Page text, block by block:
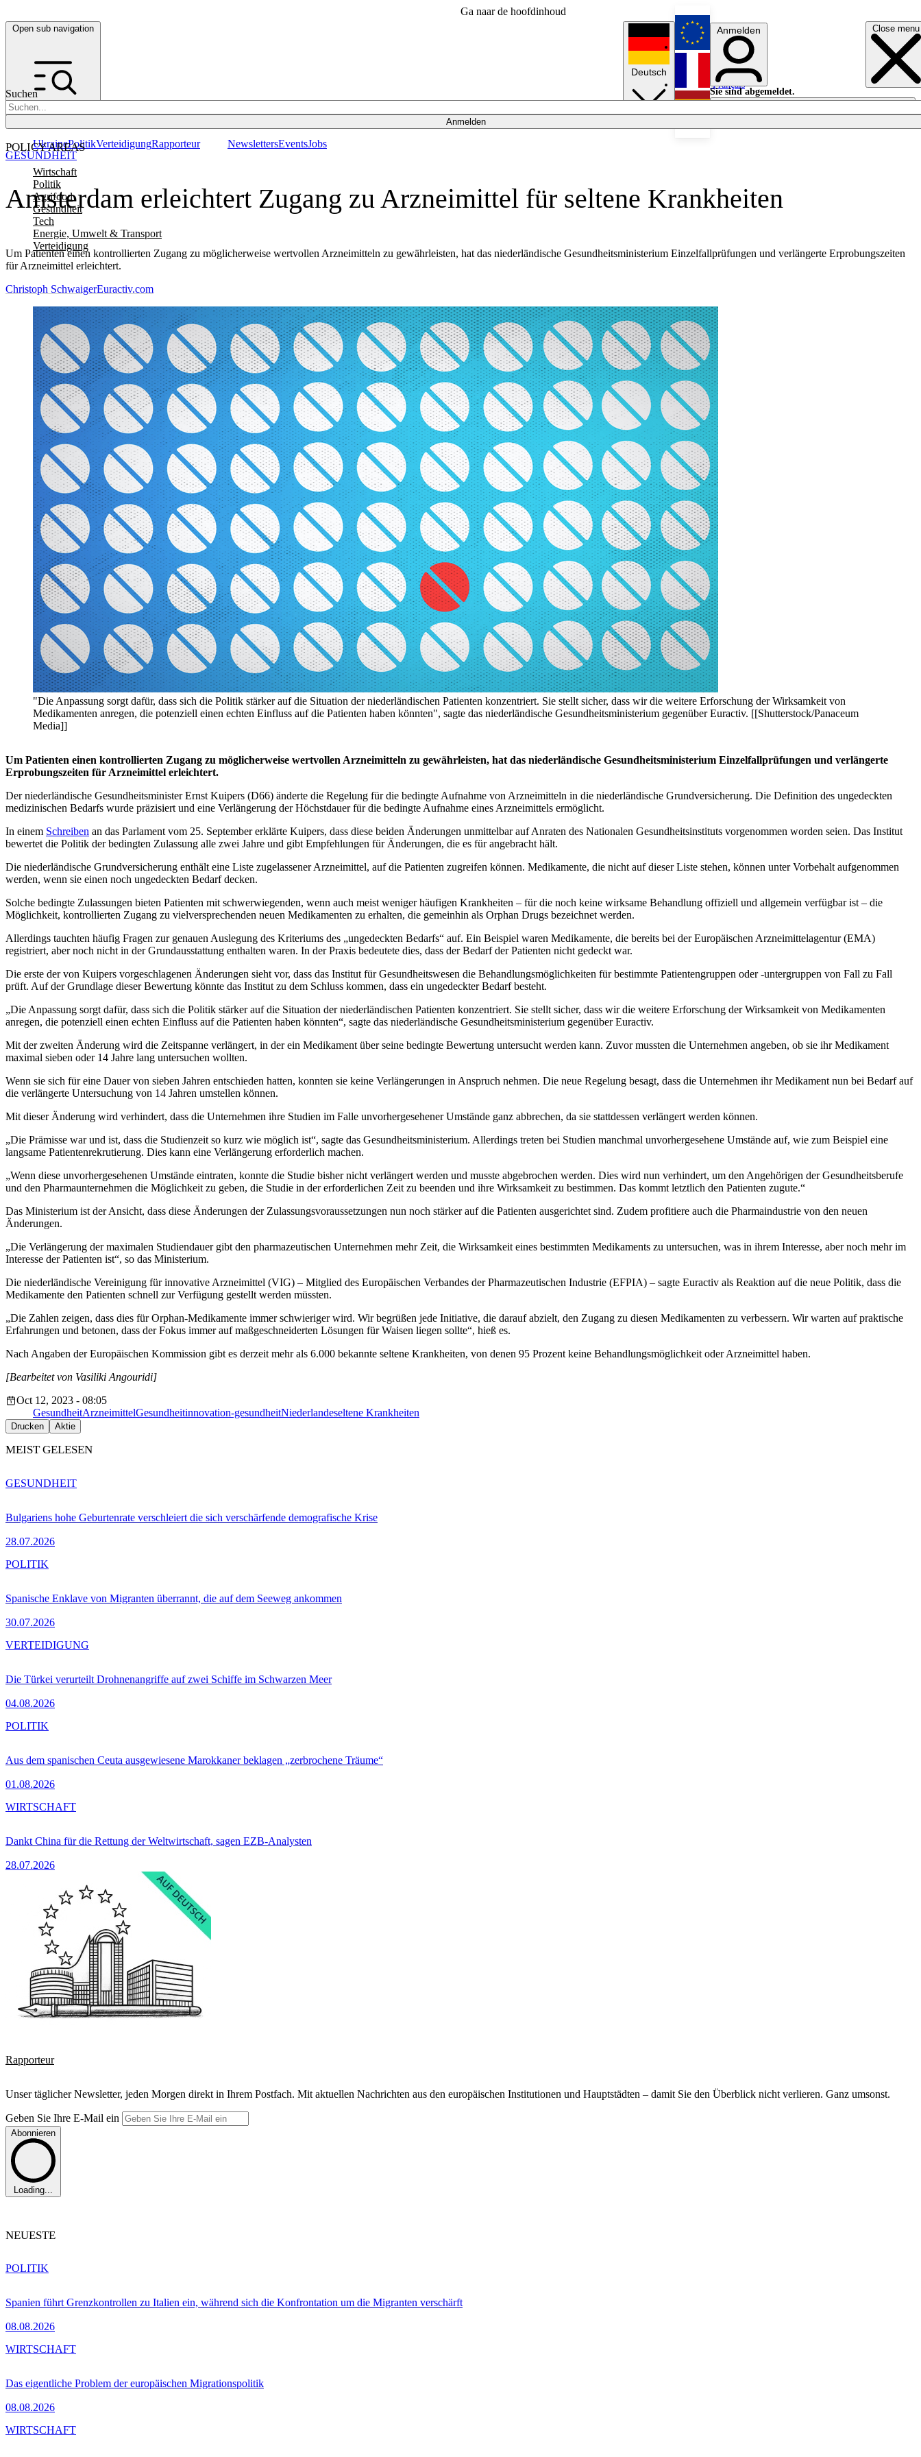
Ga naar de hoofdinhoud
Open sub navigation Close menu
Suchen
Anmelden
POLICY AREAS
Wirtschaft
Politik
Agrifood
Gesundheit
Tech
Energie, Umwelt & Transport
Verteidigung
UkrainePolitikVerteidigungRapporteur NewslettersEventsJobs
Deutsch
English
Français
Anmelden
Sie sind abgemeldet.
Anmelden
Licht aus
Amsterdam erleichtert Zugang zu Arzneimittel für seltene Krankheiten
Um Patienten einen kontrollierten Zugang zu möglicherweise wertvollen Arzneimitteln zu gewährleisten, hat das niederländische Gesundheitsministerium Einzelfallprüfungen und verlängerte Erprobungszeiten
für Arzneimittel erleichtert.
GESUNDHEIT
Christoph SchwaigerEuractiv.com
"Die Anpassung sorgt dafür, dass sich die Politik stärker auf die Situation der niederländischen Patienten konzentriert. Sie stellt sicher, dass wir die weitere Erforschung der Wirksamkeit von
Medikamenten anregen, die potenziell einen echten Einfluss auf die Patienten haben könnten", sagte das niederländische Gesundheitsministerium gegenüber Euractiv. [[Shutterstock/Panaceum
Media]]
Um Patienten einen kontrollierten Zugang zu möglicherweise wertvollen Arzneimitteln zu gewährleisten, hat das niederländische Gesundheitsministerium Einzelfallprüfungen und verlängerte
Erprobungszeiten für Arzneimittel erleichtert.
Der niederländische Gesundheitsminister Ernst Kuipers (D66) änderte die Regelung für die bedingte Aufnahme von Arzneimitteln in die niederländische Grundversicherung. Die Definition des ungedeckten
medizinischen Bedarfs wurde präzisiert und eine Verlängerung der Höchstdauer für die bedingte Aufnahme eines Arzneimittels ermöglicht.
In einem Schreiben an das Parlament vom 25. September erklärte Kuipers, dass diese beiden Änderungen unmittelbar auf Anraten des Nationalen Gesundheitsinstituts vorgenommen worden seien. Das Institut
bewertet die Politik der bedingten Zulassung alle zwei Jahre und gibt Empfehlungen für Änderungen, die es für angebracht hält.
Die niederländische Grundversicherung enthält eine Liste zugelassener Arzneimittel, auf die Patienten zugreifen können. Medikamente, die nicht auf dieser Liste stehen, können unter Vorbehalt aufgenommen
werden, wenn sie einen noch ungedeckten Bedarf decken.
Solche bedingte Zulassungen bieten Patienten mit schwerwiegenden, wenn auch meist weniger häufigen Krankheiten – für die noch keine wirksame Behandlung offiziell und allgemein verfügbar ist – die
Möglichkeit, kontrollierten Zugang zu vielversprechenden neuen Medikamenten zu erhalten, die gemeinhin als Orphan Drugs bezeichnet werden.
Allerdings tauchten häufig Fragen zur genauen Auslegung des Kriteriums des „ungedeckten Bedarfs“ auf. Ein Beispiel waren Medikamente, die bereits bei der Europäischen Arzneimittelagentur (EMA)
registriert, aber noch nicht in der Grundausstattung enthalten waren. In der Praxis bedeutete dies, dass der Bedarf der Patienten nicht gedeckt war.
Die erste der von Kuipers vorgeschlagenen Änderungen sieht vor, dass das Institut für Gesundheitswesen die Behandlungsmöglichkeiten für bestimmte Patientengruppen oder -untergruppen von Fall zu Fall
prüft. Auf der Grundlage dieser Bewertung könnte das Institut zu dem Schluss kommen, dass ein ungedeckter Bedarf besteht.
„Die Anpassung sorgt dafür, dass sich die Politik stärker auf die Situation der niederländischen Patienten konzentriert. Sie stellt sicher, dass wir die weitere Erforschung der Wirksamkeit von Medikamenten
anregen, die potenziell einen echten Einfluss auf die Patienten haben könnten“, sagte das niederländische Gesundheitsministerium gegenüber Euractiv.
Mit der zweiten Änderung wird die Zeitspanne verlängert, in der ein Medikament über seine bedingte Bewertung untersucht werden kann. Zuvor mussten die Unternehmen angeben, ob sie ihr Medikament
maximal sieben oder 14 Jahre lang untersuchen wollten.
Wenn sie sich für eine Dauer von sieben Jahren entschieden hatten, konnten sie keine Verlängerungen in Anspruch nehmen. Die neue Regelung besagt, dass die Unternehmen ihr Medikament nun bei Bedarf auf
die verlängerte Untersuchung von 14 Jahren umstellen können.
Mit dieser Änderung wird verhindert, dass die Unternehmen ihre Studien im Falle unvorhergesehener Umstände ganz abbrechen, da sie stattdessen verlängert werden können.
„Die Prämisse war und ist, dass die Studienzeit so kurz wie möglich ist“, sagte das Gesundheitsministerium. Allerdings treten bei Studien manchmal unvorhergesehene Umstände auf, wie zum Beispiel eine
langsame Patientenrekrutierung. Dies kann eine Verlängerung erforderlich machen.
„Wenn diese unvorhergesehenen Umstände eintraten, konnte die Studie bisher nicht verlängert werden und musste abgebrochen werden. Dies wird nun verhindert, um den Angehörigen der Gesundheitsberufe
und den Pharmaunternehmen die Möglichkeit zu geben, die Studie in der erforderlichen Zeit zu beenden und ihre Wirksamkeit zu bestimmen. Das kommt letztlich den Patienten zugute.“
Das Ministerium ist der Ansicht, dass diese Änderungen der Zulassungsvoraussetzungen nun noch stärker auf die Patienten ausgerichtet sind. Zudem profitiere auch die Pharmaindustrie von den neuen
Änderungen.
„Die Verlängerung der maximalen Studiendauer gibt den pharmazeutischen Unternehmen mehr Zeit, die Wirksamkeit eines bestimmten Medikaments zu untersuchen, was in ihrem Interesse, aber noch mehr im
Interesse der Patienten ist“, so das Ministerium.
Die niederländische Vereinigung für innovative Arzneimittel (VIG) – Mitglied des Europäischen Verbandes der Pharmazeutischen Industrie (EFPIA) – sagte Euractiv als Reaktion auf die neue Politik, dass die
Medikamente den Patienten schnell zur Verfügung gestellt werden müssten.
„Die Zahlen zeigen, dass dies für Orphan-Medikamente immer schwieriger wird. Wir begrüßen jede Initiative, die darauf abzielt, den Zugang zu diesen Medikamenten zu verbessern. Wir warten auf praktische
Erfahrungen und betonen, dass der Fokus immer auf maßgeschneiderten Lösungen für Waisen liegen sollte“, hieß es.
Nach Angaben der Europäischen Kommission gibt es derzeit mehr als 6.000 bekannte seltene Krankheiten, von denen 95 Prozent keine Behandlungsmöglichkeit oder Arzneimittel haben.
[Bearbeitet von Vasiliki Angouridi]
Oct 12, 2023 - 08:05
GesundheitArzneimittelGesundheitinnovation-gesundheitNiederlandeseltene Krankheiten
Drucken Aktie
MEIST GELESEN
Bulgariens hohe Geburtenrate verschleiert die sich verschärfende demografische Krise
28.07.2026
GESUNDHEIT
Spanische Enklave von Migranten überrannt, die auf dem Seeweg ankommen
30.07.2026
POLITIK
Die Türkei verurteilt Drohnenangriffe auf zwei Schiffe im Schwarzen Meer
04.08.2026
VERTEIDIGUNG
Aus dem spanischen Ceuta ausgewiesene Marokkaner beklagen „zerbrochene Träume“
01.08.2026
POLITIK
Dankt China für die Rettung der Weltwirtschaft, sagen EZB-Analysten
28.07.2026
WIRTSCHAFT
Rapporteur
Unser täglicher Newsletter, jeden Morgen direkt in Ihrem Postfach. Mit aktuellen Nachrichten aus den europäischen Institutionen und Hauptstädten – damit Sie den Überblick nicht verlieren. Ganz umsonst.
Geben Sie Ihre E-Mail ein
Abonnieren
Loading...
NEUESTE
Spanien führt Grenzkontrollen zu Italien ein, während sich die Konfrontation um die Migranten verschärft
08.08.2026
POLITIK
Das eigentliche Problem der europäischen Migrationspolitik
08.08.2026
WIRTSCHAFT
WIRTSCHAFT